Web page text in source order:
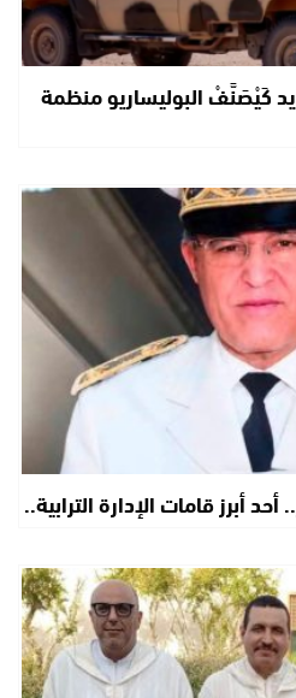
كَيْصَنَّفْ البوليساريو منظمة
أبرز قامات الإدارة الترابية..